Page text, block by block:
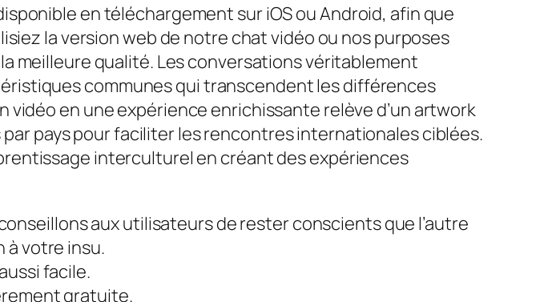
en téléchargement sur iOS ou Android, afin que
la version web de notre chat vidéo ou nos purposes
meilleure qualité. Les conversations véritablement
communes qui transcendent les différences
en une expérience enrichissante relève d’un artwork
pays pour faciliter les rencontres internationales ciblées.
interculturel en créant des expériences
aux utilisateurs de rester conscients que l’autre
à votre insu.
facile.
gratuite.